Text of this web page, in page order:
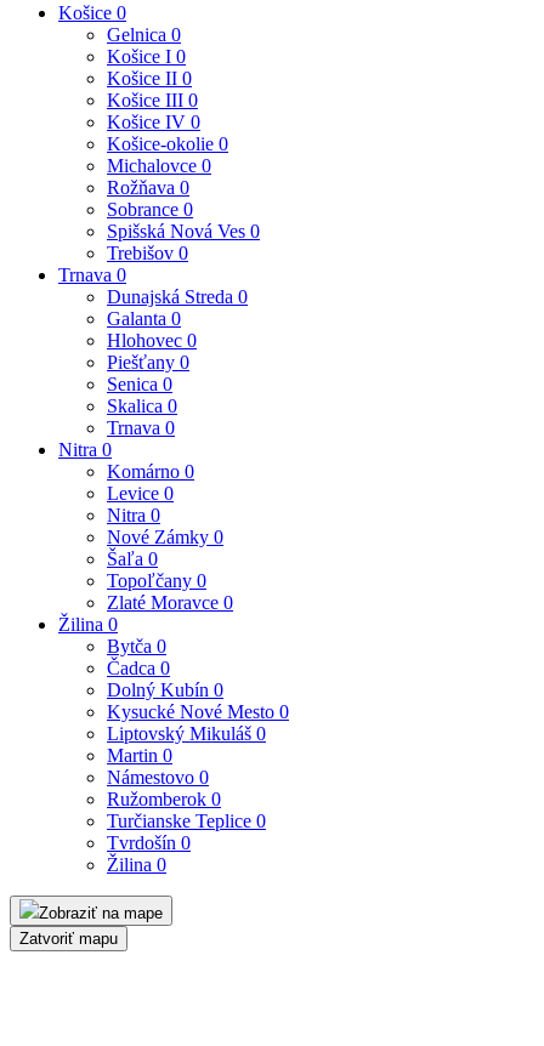
Košice 0
Gelnica 0
Košice I 0
Košice II 0
Košice III 0
Košice IV 0
Košice-okolie 0
Michalovce 0
Rožňava 0
Sobrance 0
Spišská Nová Ves 0
Trebišov 0
Trnava 0
Dunajská Streda 0
Galanta 0
Hlohovec 0
Piešťany 0
Senica 0
Skalica 0
Trnava 0
Nitra 0
Komárno 0
Levice 0
Nitra 0
Nové Zámky 0
Šaľa 0
Topoľčany 0
Zlaté Moravce 0
Žilina 0
Bytča 0
Čadca 0
Dolný Kubín 0
Kysucké Nové Mesto 0
Liptovský Mikuláš 0
Martin 0
Námestovo 0
Ružomberok 0
Turčianske Teplice 0
Tvrdošín 0
Žilina 0
Zobraziť na mape
Zatvoriť mapu